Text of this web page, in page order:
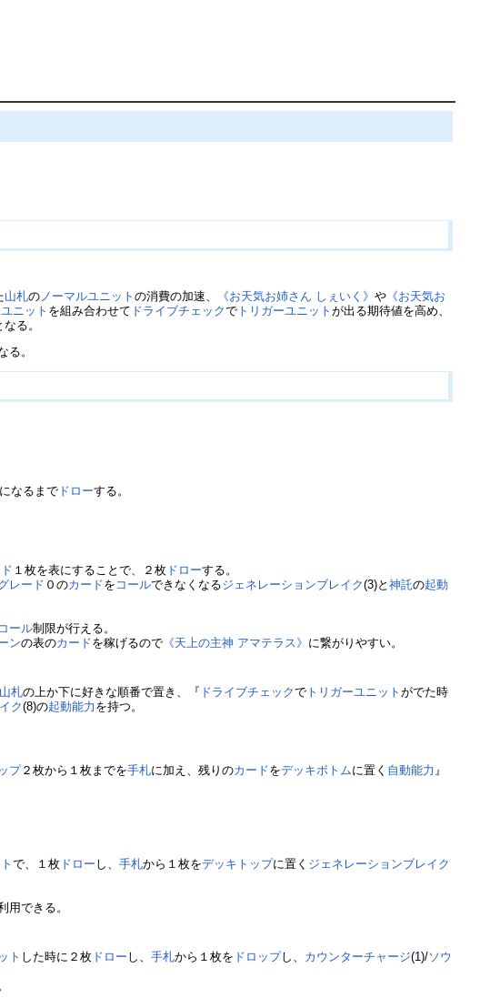
山札のノーマルユニットの消費の加速、 《お天気お姉さん しぇいく》や 《お天気お
ニット を組み合わせて ドライブチェックで トリガーユニットが出る期待値を高め、
る。
る。
なるまで ドローする。
１枚を表にすることで、２枚 ドローする。
レード ０のカードを コールできなくなるジェネレーションブレイク(3)と神託の起動
コール制限が行える。
ンの表のカードを稼げるので 《天上の主神 アマテラス》 に繋がりやすい。
山札の上か下に好きな順番で置き、『 ドライブチェックで トリガーユニットがでた時
ク(8)の起動能力 を持つ。
プ２枚から１枚までを手札に加え、残りのカードをデッキボトムに置く 自動能力 』
で、１枚 ドロー し、手札から１枚をデッキトップに置く ジェネレーションブレイク
用できる。
ト した時に２枚 ドロー し、手札から１枚を ドロップし、 カウンターチャージ(1)/ソウ